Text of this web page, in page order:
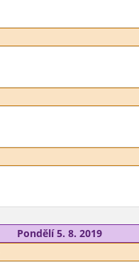
Pondělí 5. 8. 2019